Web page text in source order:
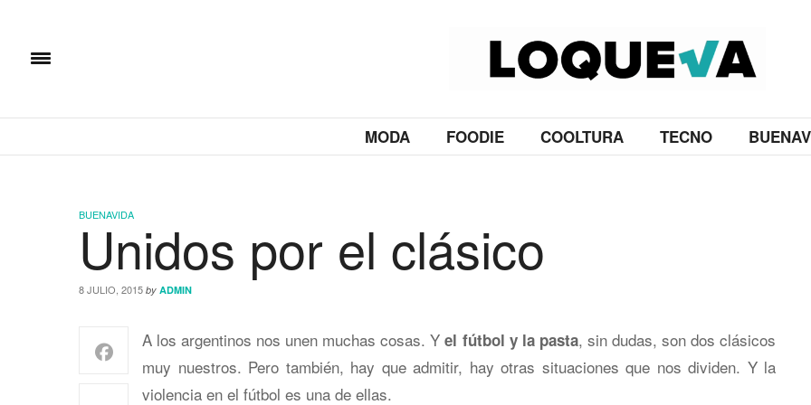
MODA FOODIE COOLTURA TECNO
BUENAVIDA
Unidos por el clásico
8 JULIO, 2015 by ADMIN
A los argentinos nos unen muchas cosas. Yel fútbol y la pasta, sin dudas, son dos clásicos
muy nuestros. Pero también, hay que admitir, hay otras situaciones que nos dividen. Y la
violencia en el fútbol es una de ellas.